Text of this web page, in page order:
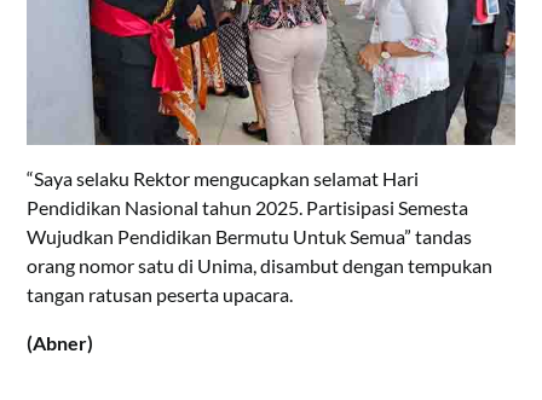
“Saya selaku Rektor mengucapkan selamat Hari
Pendidikan Nasional tahun 2025. Partisipasi Semesta
Wujudkan Pendidikan Bermutu Untuk Semua” tandas
orang nomor satu di Unima, disambut dengan tempukan
tangan ratusan peserta upacara.
(Abner)